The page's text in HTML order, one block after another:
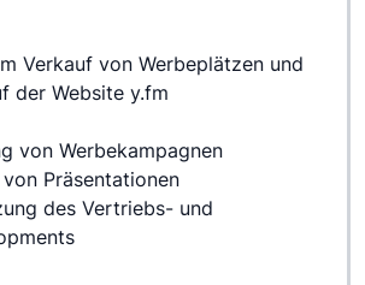
der Website y.fm
von Werbekampagnen
Präsentationen